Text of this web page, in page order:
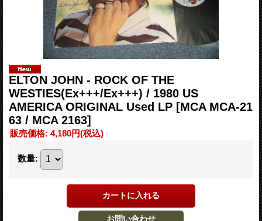
ELTON JOHN - ROCK OF THE
WESTIES(Ex+++/Ex+++) / 1980 US
AMERICA ORIGINAL Used LP [MCA MCA-21
63 / MCA 2163]
販売価格: 4,180円(税込)
数量: